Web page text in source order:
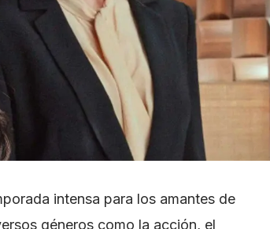
intensa para los amantes de
géneros como la acción, el